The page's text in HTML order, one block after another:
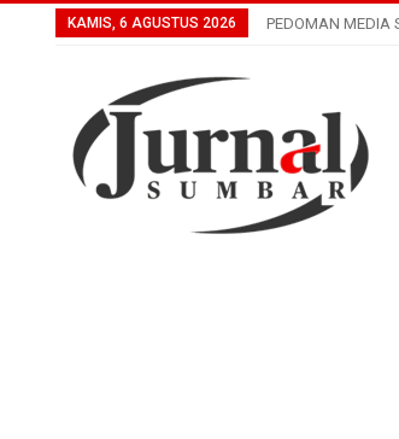
KAMIS, 6 AGUSTUS 2026 PEDOMAN MEDIA